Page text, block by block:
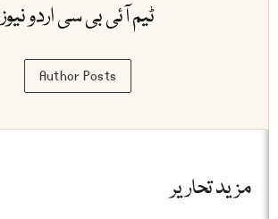
ٹیم آئی بی سی اردو نیوز
Author Posts
مزید تحاریر